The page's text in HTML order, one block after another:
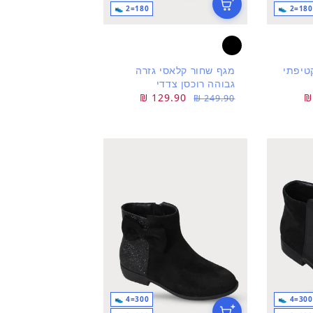
180=2 👟
180=2 👟
מגף שחור קלאסי גזרה
גבוהה רוכסן צדדי
מחיר
249.90 ₪
מחיר
129.90 ₪
300=4 👟
300=4 👟